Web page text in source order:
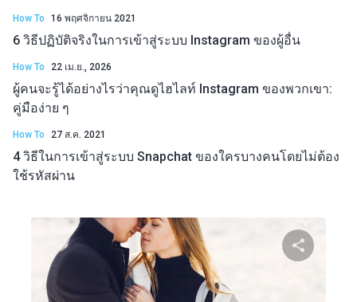
How To 16 พฤศจิกายน 2021
6 วิธีปฏิบัติจริงในการเข้าสู่ระบบ Instagram ของผู้อื่น
How To 22 เม.ย., 2026
ผู้คนจะรู้ได้อย่างไรว่าคุณดูไฮไลท์ Instagram ของพวกเขา:
คู่มือง่าย ๆ
How To 27 ส.ค. 2021
4 วิธีในการเข้าสู่ระบบ Snapchat ของใครบางคนโดยไม่ต้อง
ใช้รหัสผ่าน